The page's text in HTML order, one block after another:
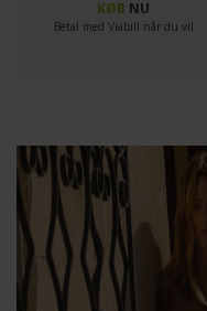
KØB NU
Betal med Viabill når du vil